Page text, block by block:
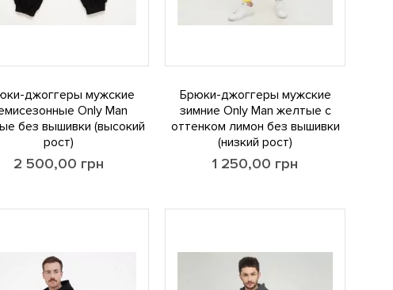
джоггеры мужские
Only Man
без вышивки (высокий
рост)
2 500,00 грн
Брюки-джоггеры мужские
зимние Only Man желтые с
оттенком лимон без вышивки
(низкий рост)
1 250,00 грн